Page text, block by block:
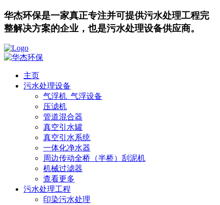
华杰环保是一家真正专注并可提供污水处理工程完
整解决方案的企业，也是污水处理设备供应商。
主页
污水处理设备
气浮机_气浮设备
压滤机
管道混合器
真空引水罐
真空引水系统
一体化净水器
周边传动全桥（半桥）刮泥机
机械过滤器
查看更多
污水处理工程
印染污水处理